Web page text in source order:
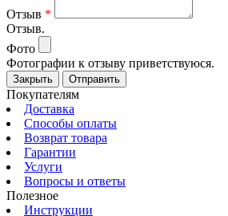
Отзыв *
Отзыв.
Фото
Фотографии к отзыву приветствуюся.
Закрыть Отправить
Покупателям
Доставка
Способы оплаты
Возврат товара
Гарантии
Услуги
Вопросы и ответы
Полезное
Инструкции